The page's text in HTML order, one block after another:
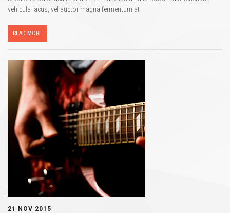
vehicula lacus, vel auctor magna fermentum at
READ MORE
21 NOV 2015